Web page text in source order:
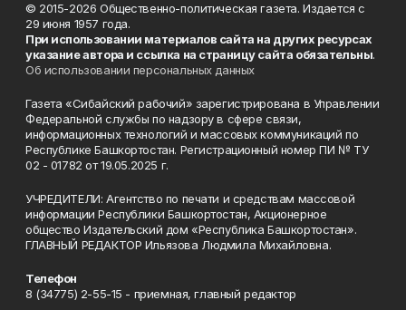
© 2015-2026 Общественно-политическая газета. Издается с
29 июня 1957 года.
При использовании материалов сайта на других ресурсах
указание автора и ссылка на страницу сайта обязательны.
Об использовании персональных данных
Газета «Сибайский рабочий» зарегистрирована в Управлении
Федеральной службы по надзору в сфере связи,
информационных технологий и массовых коммуникаций по
Республике Башкортостан. Регистрационный номер ПИ № ТУ
02 - 01782 от 19.05.2025 г.
УЧРЕДИТЕЛИ: Агентство по печати и средствам массовой
информации Республики Башкортостан, Акционерное
общество Издательский дом «Республика Башкортостан».
ГЛАВНЫЙ РЕДАКТОР Ильязова Людмила Михайловна.
Телефон
8 (34775) 2-55-15 - приемная, главный редактор